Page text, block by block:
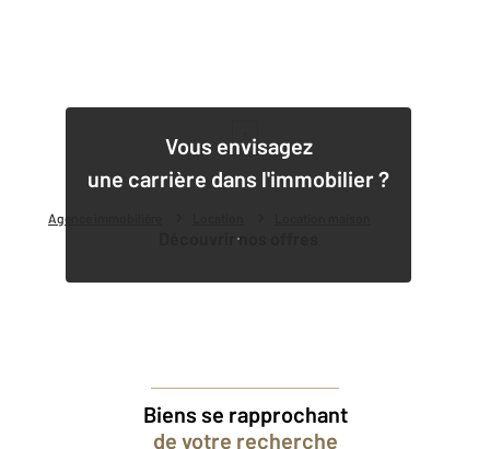
Agence immobilière
Vous envisagez
une carrière dans l'immobilier ?
Découvrir nos offres
Biens se rapprochant
de votre recherche